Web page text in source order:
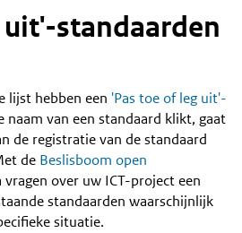
uit'-standaarden
lijst hebben een 'Pas toe of leg uit'-
naam van een standaard klikt, gaat
de registratie van de standaard
de Beslisboom open
over uw ICT-project een
standaarden waarschijnlijk
situatie.